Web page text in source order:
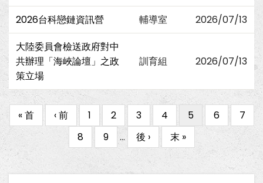
2026台科戀鏈資訊營 輔導室
2026/07/13
大陸委員會檢送政府對中
共辦理「海峽論壇」之政
策立場
訓育組 2026/07/13
Pagination
First
page
« 首
Previous
page
‹ 前 Page
1 Page
2 Page
3 Page
4
目
前
頁
5 Page
6 Page
7
Page
8 Page
9 …
下
一
頁
後 ›
Last
page
末 »